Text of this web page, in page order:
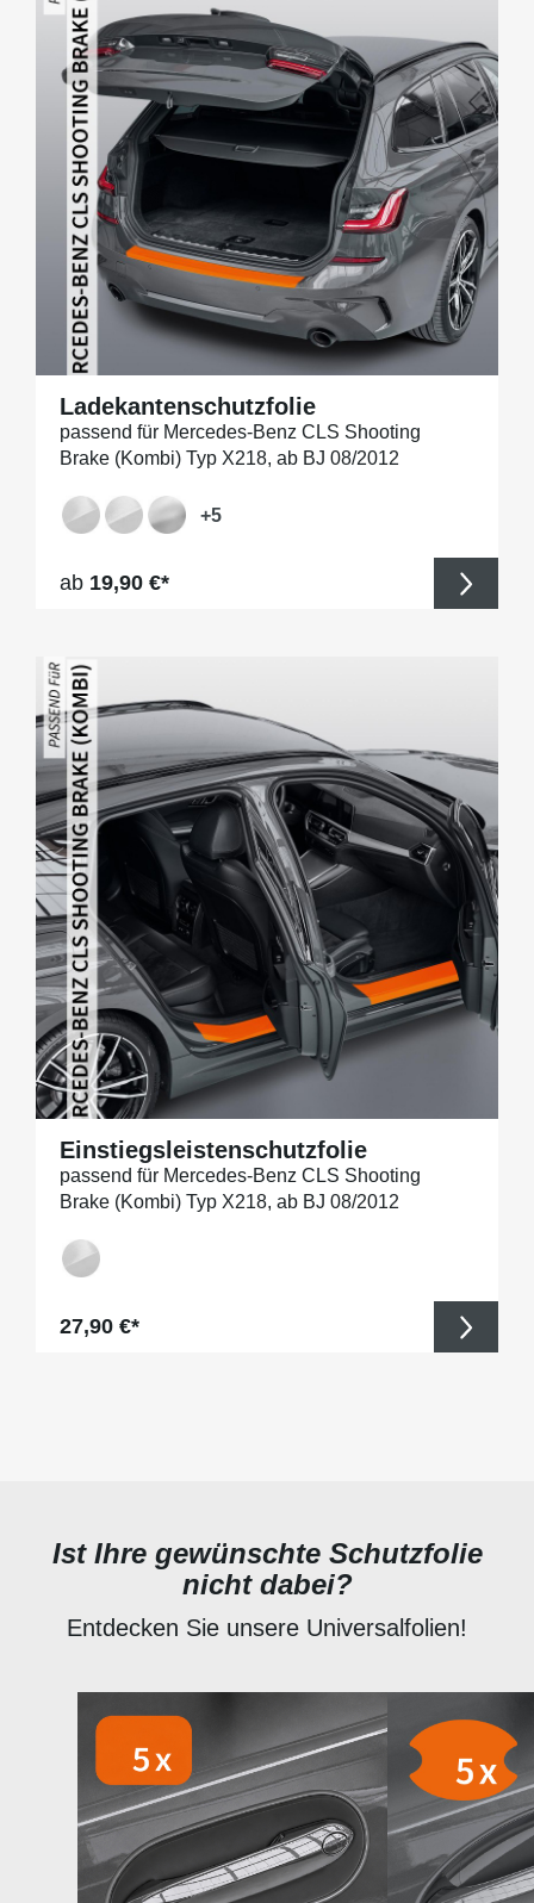
Ladekantenschutzfolie
passend für Mercedes-Benz CLS Shooting
Brake (Kombi) Typ X218, ab BJ 08/2012
+5
Regulärer Preis:
ab 19,90 €*
Einstiegsleistenschutzfolie
passend für Mercedes-Benz CLS Shooting
Brake (Kombi) Typ X218, ab BJ 08/2012
Regulärer Preis:
27,90 €*
Ist Ihre gewünschte Schutzfolie
nicht dabei?
Entdecken Sie unsere Universalfolien!